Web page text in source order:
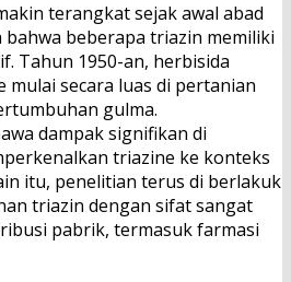
terangkat sejak awal abad
beberapa triazin memiliki
Tahun 1950-an, herbisida
secara luas di pertanian
gulma.
dampak signifikan di
triazine ke konteks
itu, penelitian terus di berlakuk
triazin dengan sifat sangat
pabrik, termasuk farmasi